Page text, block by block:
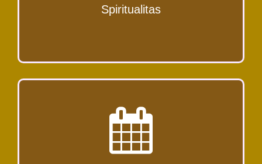
Spiritualitas
doa, namun tentunya tanpa meninggalkan karya.
Bahkan dalam melaksanakan k...